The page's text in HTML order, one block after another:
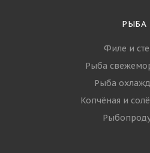
РЫБА
Филе и
Рыба
Рыба
Копчёная и